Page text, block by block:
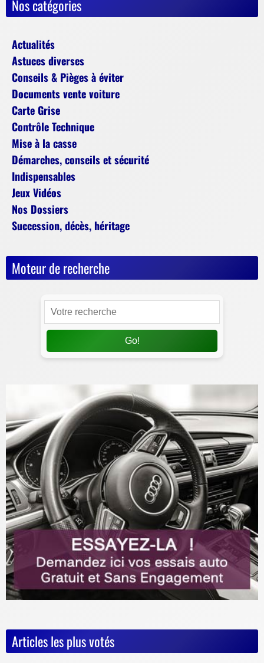
Nos catégories
Actualités
Astuces diverses
Conseils & Pièges à éviter
Documents vente voiture
Carte Grise
Contrôle Technique
Mise à la casse
Démarches, conseils et sécurité
Indispensables
Jeux Vidéos
Nos Dossiers
Succession, décès, héritage
Moteur de recherche
Go!
Articles les plus votés